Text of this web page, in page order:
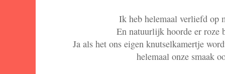
Ik heb helemaal verliefd
En natuurlijk hoorde er roze
Ja als het ons eigen knutselkamertje
helemaal onze smaak